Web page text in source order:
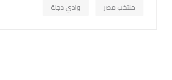
منتخب مصر
وادي دجلة